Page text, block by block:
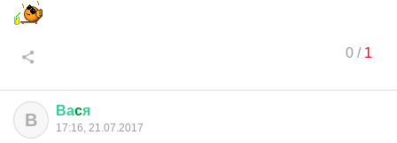
0/ 1
В Ваcя
17:16, 21.07.2017